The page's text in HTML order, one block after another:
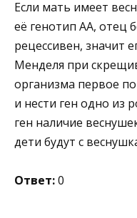
Если мать имеет
её генотип АА, отец
рецессивен, значит
Менделя при
организма первое
и нести ген одно из
ген наличие
дети будут с
Ответ:0